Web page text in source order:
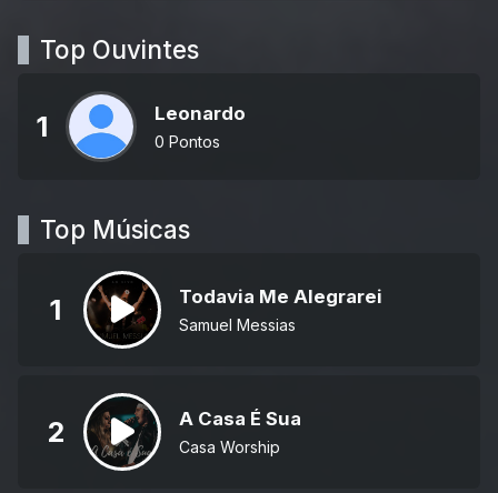
Top Ouvintes
1 Leonardo
0 Pontos
Top Músicas
1 Todavia Me Alegrarei
Samuel Messias
2 A Casa É Sua
Casa Worship